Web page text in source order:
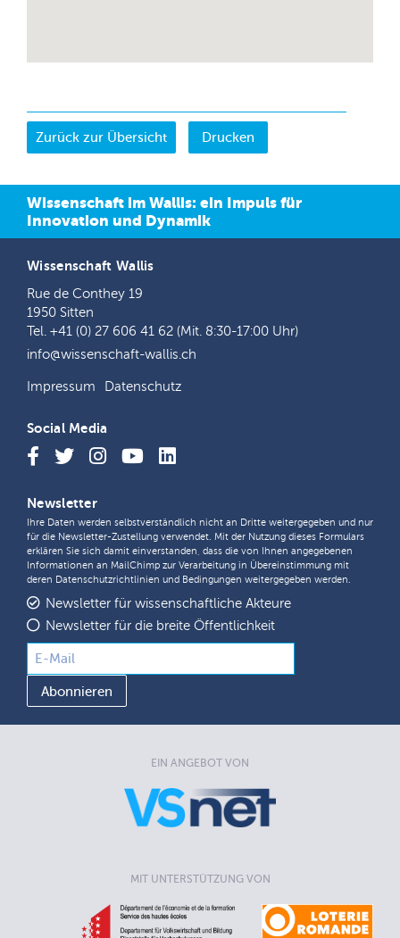
Drucken
Wissenschaft im Wallis: ein Impuls für
Innovation und Dynamik
Wissenschaft Wallis
Rue de Conthey 19
1950 Sitten
Tel. +41 (0) 27 606 41 62 (Mit. 8:30-17:00 Uhr)
info@wissenschaft-wallis.ch
Impressum Datenschutz
Social Media
Newsletter
Ihre Daten werden selbstverständlich nicht an Dritte weitergegeben und nur
für die Newsletter-Zustellung verwendet. Mit der Nutzung dieses Formulars
erklären Sie sich damit einverstanden, dass die von Ihnen angegebenen
Informationen an MailChimp zur Verarbeitung in Übereinstimmung mit
deren Datenschutzrichtlinien und Bedingungen weitergegeben werden.
Newsletter für wissenschaftliche Akteure
Newsletter für die breite Öffentlichkeit
EIN ANGEBOT VON
MIT UNTERSTÜTZUNG VON